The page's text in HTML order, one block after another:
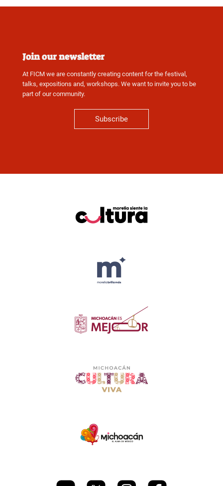
Join our newsletter
At FICM we are constantly creating content for the festival,
talks, expositions and, workshops. We want to invite you to be
part of our community.
Subscribe